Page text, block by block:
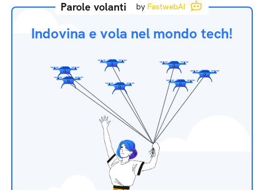
Parole volanti by FastwebAI
Indovina e vola nel mondo tech!